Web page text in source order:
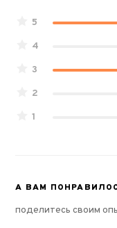
5
4
3
2
1
А ВАМ
поделитесь своим